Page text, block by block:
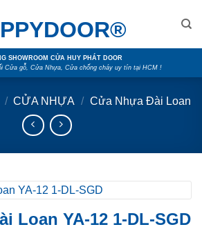
SHOWROOM CỬA HUY PHÁT DOOR
Cửa gỗ, Cửa Nhựa, Cửa chống cháy uy tín tại HCM !
/ CỬA NHỰA / Cửa Nhựa Đài Loan
Loan YA-12 1-DL-SGD